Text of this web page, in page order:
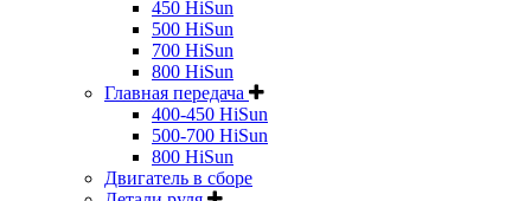
450 HiSun
500 HiSun
700 HiSun
800 HiSun
Главная передача
400-450 HiSun
500-700 HiSun
800 HiSun
Двигатель в сборе